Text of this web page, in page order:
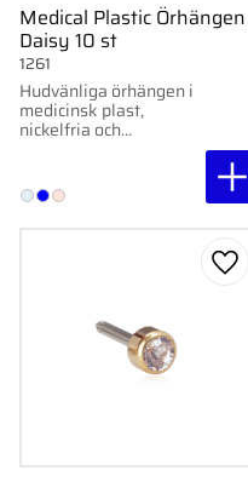
Medical Plastic Örhängen
Daisy 10 st
Hudvänliga örhängen i
medicinsk plast,
nickelfria och
hygienisk förpackning.
1261